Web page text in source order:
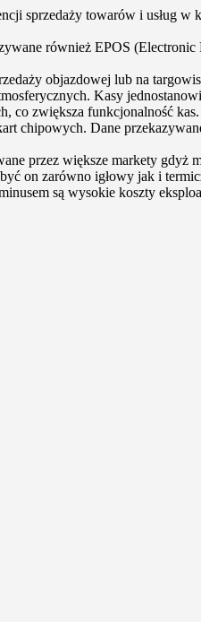
sprzedaży towarów i usług w
również EPOS (Electronic
objazdowej lub na
Kasy
co zwiększa funkcjonalność
chipowych. Dane
przez większe markety gdyż
on zarówno igłowy jak i
są wysokie koszty